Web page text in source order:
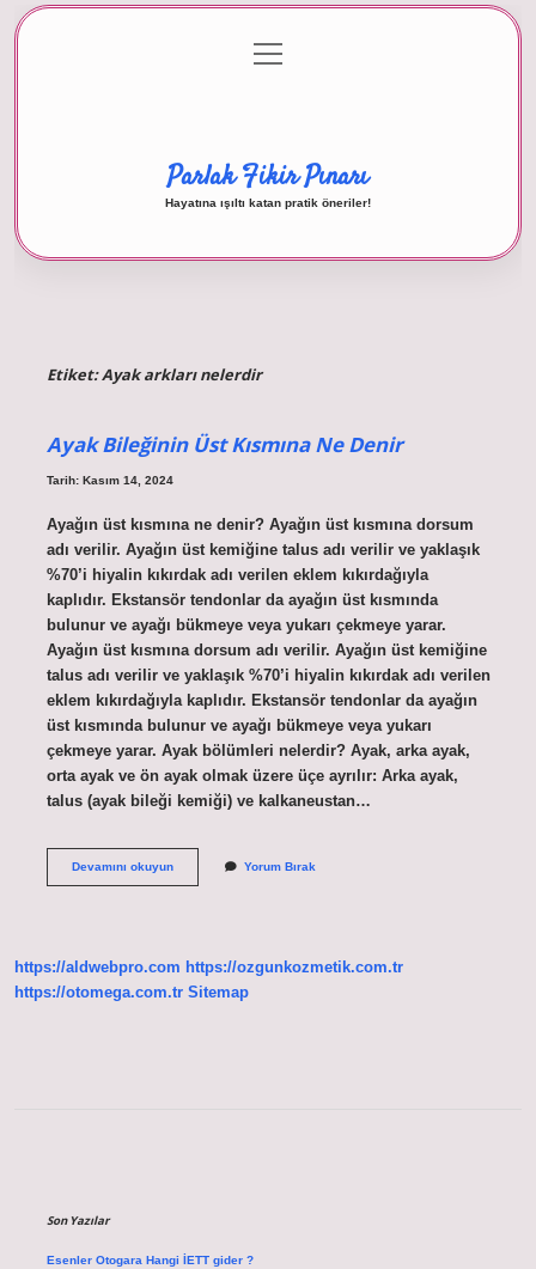
Gizlilik Politikası
menüyü
aç
Parlak Fikir Pınarı
Hayatına ışıltı katan pratik öneriler!
Etiket:Ayak arkları nelerdir
Ayak Bileğinin Üst Kısmına Ne Denir
Tarih: Kasım 14, 2024
Ayağın üst kısmına ne denir? Ayağın üst kısmına dorsum
adı verilir. Ayağın üst kemiğine talus adı verilir ve yaklaşık
%70’i hiyalin kıkırdak adı verilen eklem kıkırdağıyla
kaplıdır. Ekstansör tendonlar da ayağın üst kısmında
bulunur ve ayağı bükmeye veya yukarı çekmeye yarar.
Ayağın üst kısmına dorsum adı verilir. Ayağın üst kemiğine
talus adı verilir ve yaklaşık %70’i hiyalin kıkırdak adı verilen
eklem kıkırdağıyla kaplıdır. Ekstansör tendonlar da ayağın
üst kısmında bulunur ve ayağı bükmeye veya yukarı
çekmeye yarar. Ayak bölümleri nelerdir? Ayak, arka ayak,
orta ayak ve ön ayak olmak üzere üçe ayrılır: Arka ayak,
talus (ayak bileği kemiği) ve kalkaneustan…
Devamını okuyunAyak
Yorum Bırak
https://aldwebpro.com https://ozgunkozmetik.com.tr
https://otomega.com.tr Sitemap
Son Yazılar
Esenler Otogara Hangi İETT gider ?